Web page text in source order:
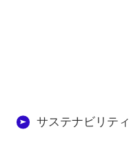
サステナビリティ